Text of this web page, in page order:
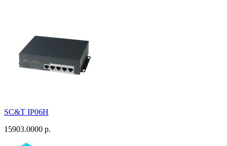
SC&T IP06H
15903.0000 р.